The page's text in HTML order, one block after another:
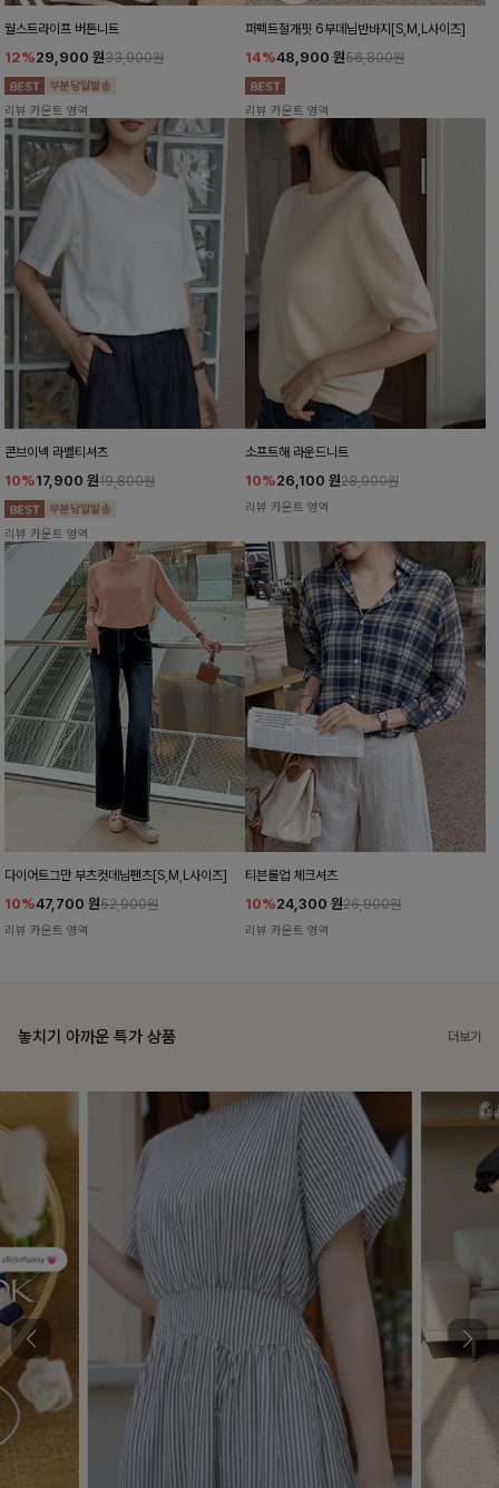
월스트라이프 버튼니트
12%29,900 원33,900원
리뷰 카운트 영역
퍼펙트절개핏 6부데님반바지[S,M,L사이즈]
14%48,900 원56,800원
리뷰 카운트 영역
콘브이넥 라벨티셔츠
10%17,900 원19,800원
리뷰 카운트 영역
소프트해 라운드니트
10%26,100 원28,900원
리뷰 카운트 영역
다이어트그만 부츠컷데님팬츠[S,M,L사이즈]
10%47,700 원52,900원
리뷰 카운트 영역
티븐롤업 체크셔츠
10%24,300 원26,900원
리뷰 카운트 영역
놓치기 아까운 특가 상품 더보기